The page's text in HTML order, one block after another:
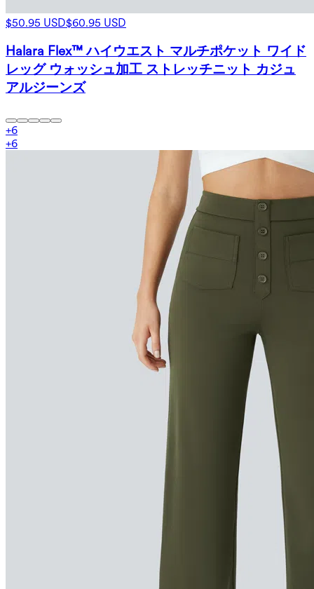
$50.95 USD$60.95 USD
Halara Flex™ ハイウエスト マルチポケット ワイド
レッグ ウォッシュ加工 ストレッチニット カジュ
アルジーンズ
+6
+6